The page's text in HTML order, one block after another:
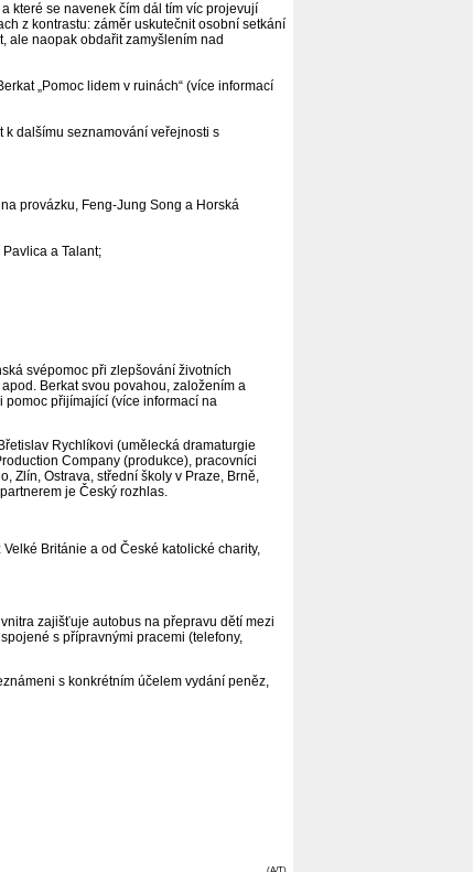
které se navenek čím dál tím víc projevují
z kontrastu: záměr uskutečnit osobní setkání
ale naopak obdařit zamyšlením nad
„Pomoc lidem v ruinách“ (více informací
dalšímu seznamování veřejnosti s
provázku, Feng-Jung Song a Horská
a Talant;
svépomoc při zlepšování životních
Berkat svou povahou, založením a
přijímající (více informací na
Rychlíkovi (umělecká dramaturgie
Company (produkce), pracovníci
Zlín, Ostrava, střední školy v Praze, Brně,
je Český rozhlas.
Británie a od České katolické charity,
zajišťuje autobus na přepravu dětí mezi
s přípravnými pracemi (telefony,
s konkrétním účelem vydání peněz,